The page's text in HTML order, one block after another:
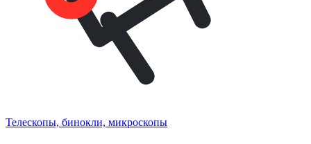
Телескопы, бинокли, микроскопы